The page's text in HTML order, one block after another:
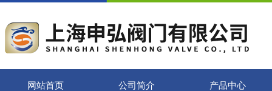
网站首页 公司简介 产品中心